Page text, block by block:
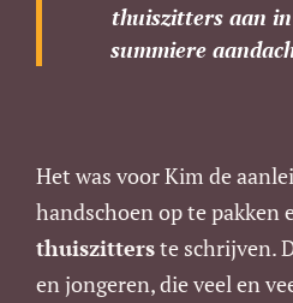
thuiszitters aan
summiere
Het was voor Kim de
handschoen op te pakken
thuiszitterste schrijven.
en jongeren, die veel en